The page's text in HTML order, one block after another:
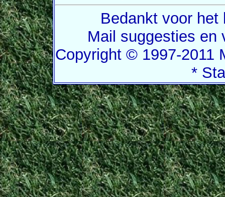
Bedankt voor
Mail suggesties en
Copyright © 1997-2011
*